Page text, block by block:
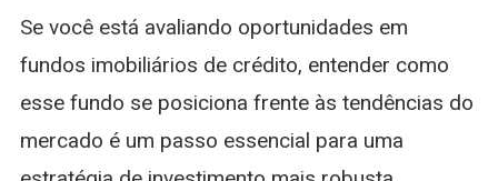
Se você está avaliando oportunidades em
fundos imobiliários de crédito, entender como
esse fundo se posiciona frente às tendências do
mercado é um passo essencial para uma